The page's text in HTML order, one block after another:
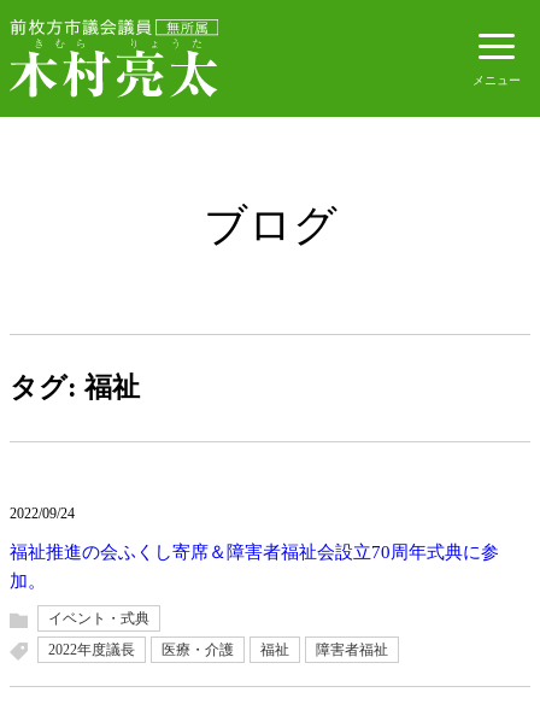
ブログ
タグ:福祉
2022/09/24
福祉推進の会ふくし寄席＆障害者福祉会設立70周年式典に参
加。
イベント・式典
2022年度議長
医療・介護 福祉 障害者福祉